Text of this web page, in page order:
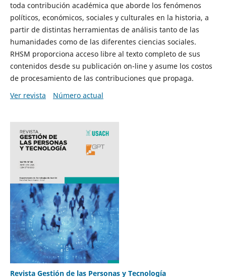
toda contribución académica que aborde los fenómenos
políticos, económicos, sociales y culturales en la historia, a
partir de distintas herramientas de análisis tanto de las
humanidades como de las diferentes ciencias sociales.
RHSM proporciona acceso libre al texto completo de sus
contenidos desde su publicación on-line y asume los costos
de procesamiento de las contribuciones que propaga.
Ver revista
Número actual
Revista Gestión de las Personas y Tecnología